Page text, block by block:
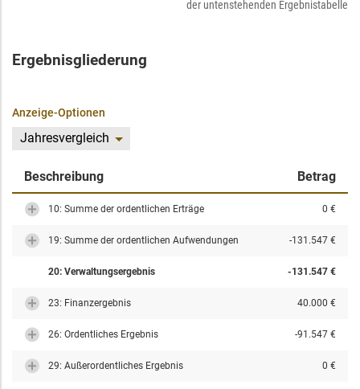
der untenstehenden Ergebnistabelle
Ergebnisgliederung
Anzeige-Optionen
Jahresvergleich
Beschreibung Betrag
10: Summe der ordentlichen Erträge 0 €
19: Summe der ordentlichen Aufwendungen -131.547 €
20: Verwaltungsergebnis -131.547 €
23: Finanzergebnis 40.000 €
26: Ordentliches Ergebnis -91.547 €
29: Außerordentliches Ergebnis 0 €